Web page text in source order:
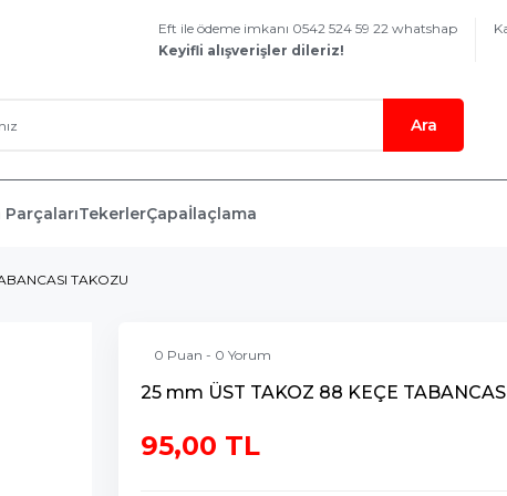
Eft ile ödeme imkanı 0542 524 59 22 whatshap
Keyifli alışverişler dileriz!
Ara
TekerlerÇapaİlaçlama
TAKOZU
0 Puan - 0 Yorum
25 mm ÜST TAKOZ 88 KEÇE
95,00 TL